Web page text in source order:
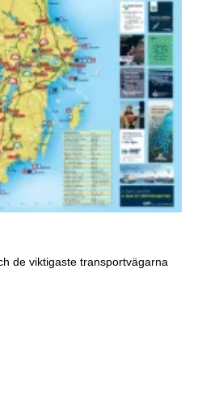
de viktigaste transportvägarna